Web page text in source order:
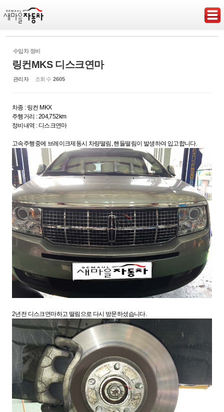
수입차 정비
링컨MKS 디스크연마
관리자 조회 수 2605
차종 : 링컨 MKX
주행거리 : 204,752km
정비내역 : 디스크연마
고속주행중에 브레이크제동시 차량떨림, 핸들떨림이 발생하여 입고합니다.
2년전 디스크연마하고 떨림으로 다시 방문하셨습니다.
Sketchbook5, 스케치북5
Sketchbook5, 스케치북5